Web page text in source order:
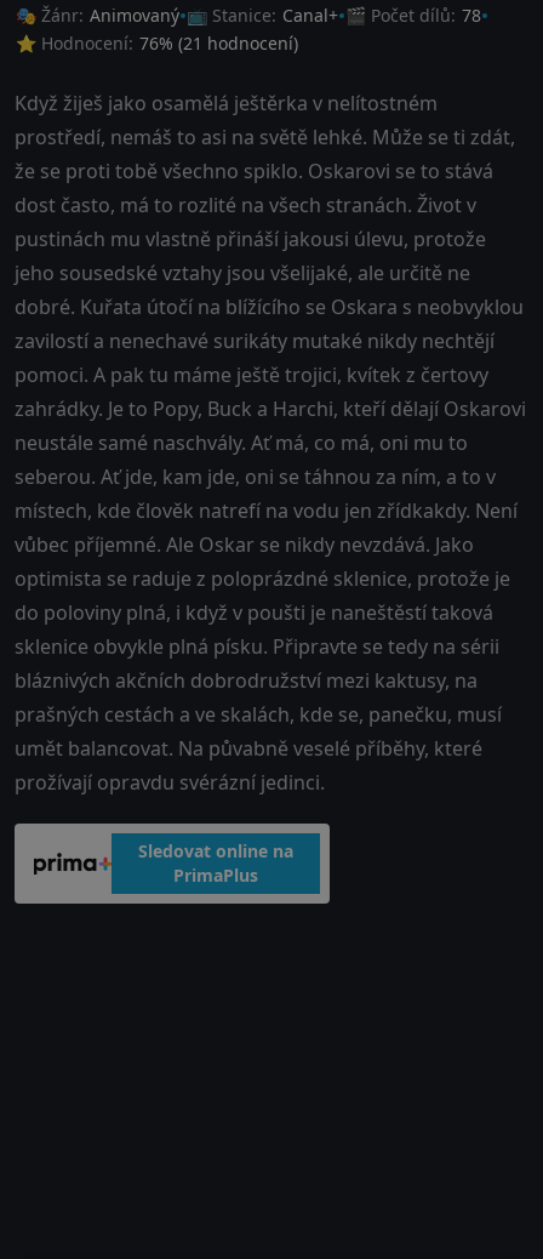
🎭 Žánr: Animovaný 📺 Stanice: Canal+ 🎬 Počet dílů: 78
⭐ Hodnocení: 76% (21 hodnocení)
Když žiješ jako osamělá ještěrka v nelítostném
prostředí, nemáš to asi na světě lehké. Může se ti zdát,
že se proti tobě všechno spiklo. Oskarovi se to stává
dost často, má to rozlité na všech stranách. Život v
pustinách mu vlastně přináší jakousi úlevu, protože
jeho sousedské vztahy jsou všelijaké, ale určitě ne
dobré. Kuřata útočí na blížícího se Oskara s neobvyklou
zavilostí a nenechavé surikáty mutaké nikdy nechtějí
pomoci. A pak tu máme ještě trojici, kvítek z čertovy
zahrádky. Je to Popy, Buck a Harchi, kteří dělají Oskarovi
neustále samé naschvály. Ať má, co má, oni mu to
seberou. Ať jde, kam jde, oni se táhnou za ním, a to v
místech, kde člověk natrefí na vodu jen zřídkakdy. Není
vůbec příjemné. Ale Oskar se nikdy nevzdává. Jako
optimista se raduje z poloprázdné sklenice, protože je
do poloviny plná, i když v poušti je naneštěstí taková
sklenice obvykle plná písku. Připravte se tedy na sérii
bláznivých akčních dobrodružství mezi kaktusy, na
prašných cestách a ve skalách, kde se, panečku, musí
umět balancovat. Na půvabně veselé příběhy, které
prožívají opravdu svérázní jedinci.
Sledovat online na
PrimaPlus